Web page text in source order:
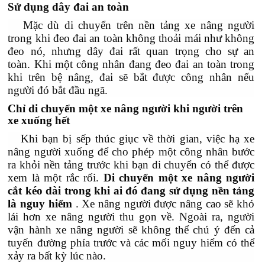
Sử dụng dây đai an toàn
Mặc dù di chuyển trên nền tảng xe nâng người
trong khi đeo đai an toàn không thoải mái như không
đeo nó, nhưng dây đai rất quan trọng cho sự an
toàn. Khi một công nhân đang đeo đai an toàn trong
khi trên bệ nâng, đai sẽ bắt được công nhân nếu
người đó bắt đầu ngã.
Chỉ di chuyển một xe nâng người khi người trên
xe xuống hết
Khi bạn bị sếp thúc giục về thời gian, việc hạ xe
nâng người xuống để cho phép một công nhân bước
ra khỏi nền tảng trước khi bạn di chuyển có thể được
xem là một rắc rối. Di chuyển một xe nâng người
cắt kéo dài trong khi ai đó đang sử dụng nền tảng
là nguy hiểm. Xe nâng người được nâng cao sẽ khó
lái hơn xe nâng người thu gọn về. Ngoài ra, người
vận hành xe nâng người sẽ không thể chú ý đến cả
tuyến đường phía trước và các mối nguy hiểm có thể
xảy ra bất kỳ lúc nào.